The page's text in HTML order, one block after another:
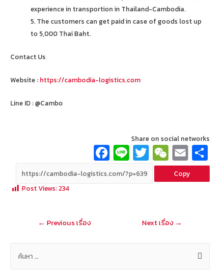
experience in transportion in Thailand-Cambodia.
5. The customers can get paid in case of goods lost up
to 5,000 Thai Baht.
Contact Us
Website : https://cambodia-logistics.com
Line ID : @Cambo
Share on social networks
Fa
ce
b
Li
n
e
T
wi
tt
W
e
C
at
E
m
ai
Copy
Post Views: 234
แนะแนว
← Previous เรื่อง Next เรื่อง →